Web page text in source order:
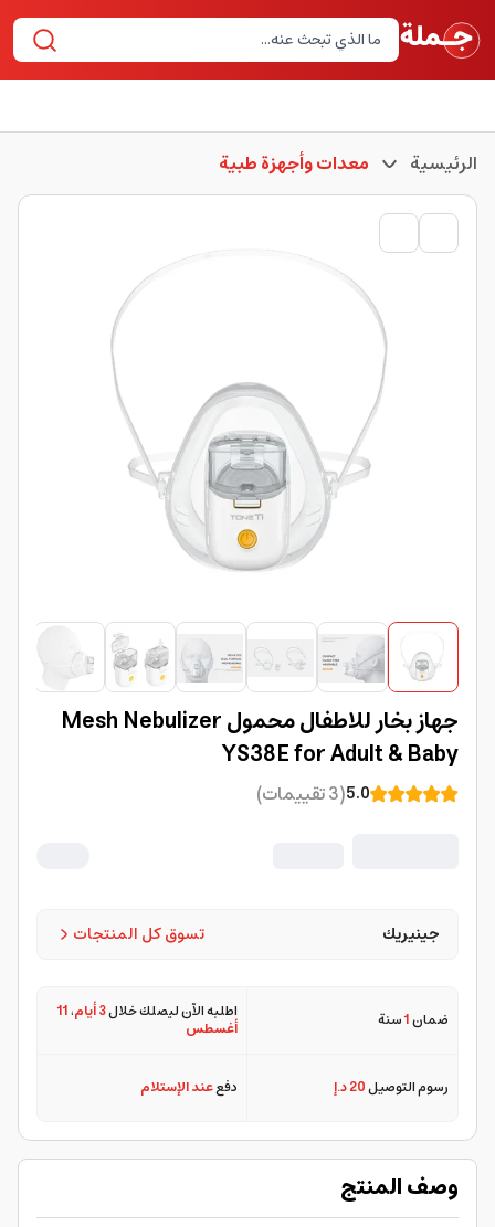
الرئيسية معدات وأجهزة طبية
جهاز بخار للاطفال محمول Mesh Nebulizer
YS38E for Adult & Baby
5.0
(
3تقييمات)
تسوق كل المنتجات جينيريك
ضمان1سنة اطلبه الآن ليصلك خلال3 أيام ،11
أغسطس
رسوم التوصيل20 د.إ دفععند الإستلام
وصف المنتج